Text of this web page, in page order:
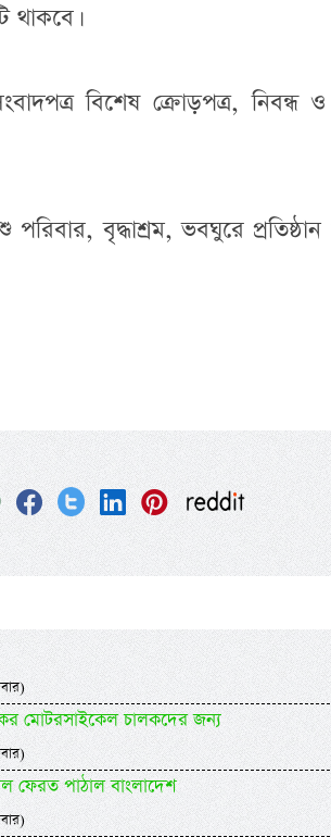
থাকবে।
বিশেষ ক্রোড়পত্র, নিবন্ধ ও
বৃদ্ধাশ্রম, ভবঘুরে
মোটরসাইকেল চালকদের জন্য
ফেরত পাঠাল বাংলাদেশ